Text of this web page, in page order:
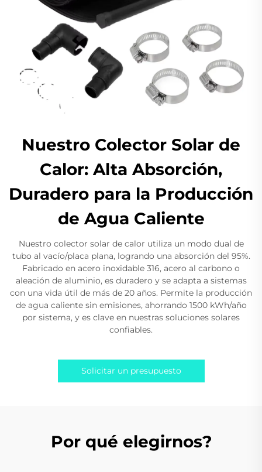
Nuestro Colector Solar de
Calor: Alta Absorción,
Duradero para la Producción
de Agua Caliente
Nuestro colector solar de calor utiliza un modo dual de
tubo al vacío/placa plana, logrando una absorción del 95%.
Fabricado en acero inoxidable 316, acero al carbono o
aleación de aluminio, es duradero y se adapta a sistemas
con una vida útil de más de 20 años. Permite la producción
de agua caliente sin emisiones, ahorrando 1500 kWh/año
por sistema, y es clave en nuestras soluciones solares
confiables.
Solicitar un presupuesto
Por qué elegirnos?